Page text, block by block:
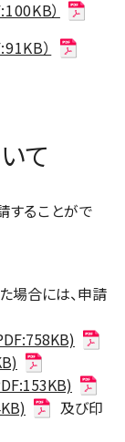
）
）
て
することがで
場合には、申請
及び印